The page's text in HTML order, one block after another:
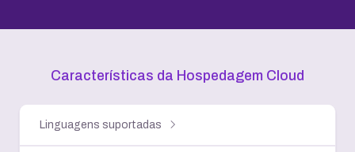
Características da Hospedagem Cloud
Linguagens suportadas